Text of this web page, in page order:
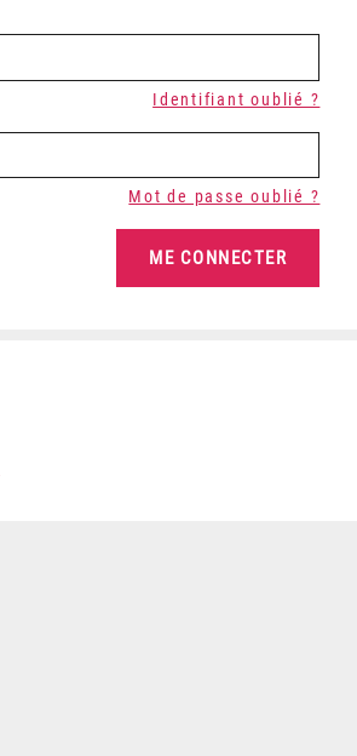
Identifiant oublié ?
Mot de passe oublié ?